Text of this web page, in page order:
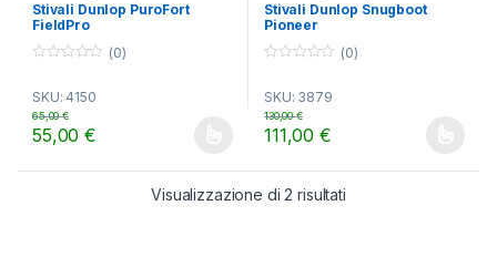
Stivali Dunlop PuroFort
FieldPro
u
t
f
(0)
SKU: 4150
55,00€
65,00€
Questo prodotto ha più varianti. Le opzioni possono essere
Stivali Dunlop Snugboot
Pioneer
u
t
(0)
SKU: 3879
111,00€
130,00€
Questo prodotto ha più
Visualizzazione di 2 risultati